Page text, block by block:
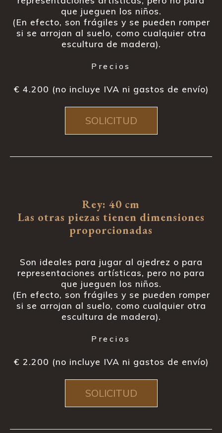
que jueguen los niños.
(En efecto, son frágiles y se pueden romper
si se arrojan al suelo, como cualquier otra
escultura de madera).
Precios
€ 4.200 (no incluye IVA ni gastos de envío)
SOLICITUD
Rey: 40 cm
Las otras piezas tienen dimensiones
proporcionadas
Son ideales para jugar al ajedrez o para
representaciones artísticas, pero no para
que jueguen los niños.
(En efecto, son frágiles y se pueden romper
si se arrojan al suelo, como cualquier otra
escultura de madera).
Precios
€ 2.200 (no incluye IVA ni gastos de envío)
SOLICITUD